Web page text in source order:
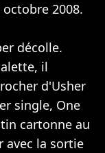
2008.
décolle.
il
d'Usher
single, One
cartonne au
avec la sortie